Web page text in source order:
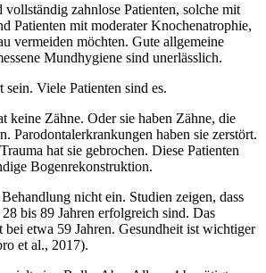
zahnlose Patienten, solche mit
Patienten mit moderater Knochenatrophie,
vermeiden möchten. Gute allgemeine
Mundhygiene sind unerlässlich.
Viele Patienten sind es.
keine Zähne. Oder sie haben Zähne, die
Parodontalerkrankungen haben sie zerstört.
hat sie gebrochen. Diese Patienten
Bogenrekonstruktion.
nicht ein. Studien zeigen, dass
bis 89 Jahren erfolgreich sind. Das
bei etwa 59 Jahren. Gesundheit ist wichtiger
et al., 2017).